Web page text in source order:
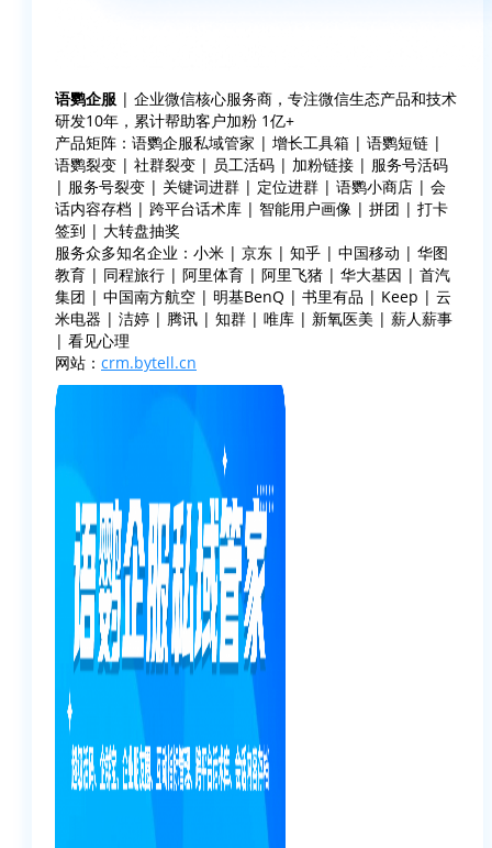
语鹦企服 | 企业微信核心服务商，专注微信生态产品和技术
研发10年，累计帮助客户加粉 1亿+
产品矩阵：语鹦企服私域管家 | 增长工具箱 | 语鹦短链 |
语鹦裂变 | 社群裂变 | 员工活码 | 加粉链接 | 服务号活码
| 服务号裂变 | 关键词进群 | 定位进群 | 语鹦小商店 | 会
话内容存档 | 跨平台话术库 | 智能用户画像 | 拼团 | 打卡
签到 | 大转盘抽奖
服务众多知名企业：小米 | 京东 | 知乎 | 中国移动 | 华图
教育 | 同程旅行 | 阿里体育 | 阿里飞猪 | 华大基因 | 首汽
集团 | 中国南方航空 | 明基BenQ | 书里有品 | Keep | 云
米电器 | 洁婷 | 腾讯 | 知群 | 唯库 | 新氧医美 | 薪人薪事
| 看见心理
网站： crm.bytell.cn